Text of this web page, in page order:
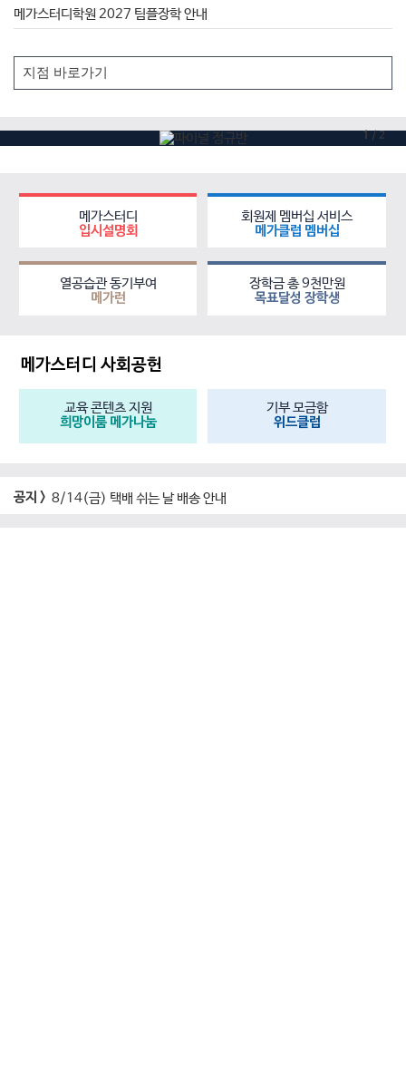
메가스터디학원 2027 팀플장학 안내
1 / 2
메가스터디
입시설명회
회원제 멤버십 서비스
메가클럽 멤버십
열공습관 동기부여
메가런
장학금 총 9천만원
목표달성 장학생
메가스터디 사회공헌
교육 콘텐츠 지원
희망이룸 메가나눔
기부 모금함
위드클럽
공지 > 8/14(금) 택배 쉬는 날 배송 안내